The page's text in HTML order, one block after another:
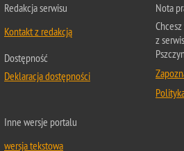
Redakcja serwisu
Kontakt z redakcją
Dostępność
Deklaracja dostępności
Nota
z
Inne wersje portalu
wersja tekstowa